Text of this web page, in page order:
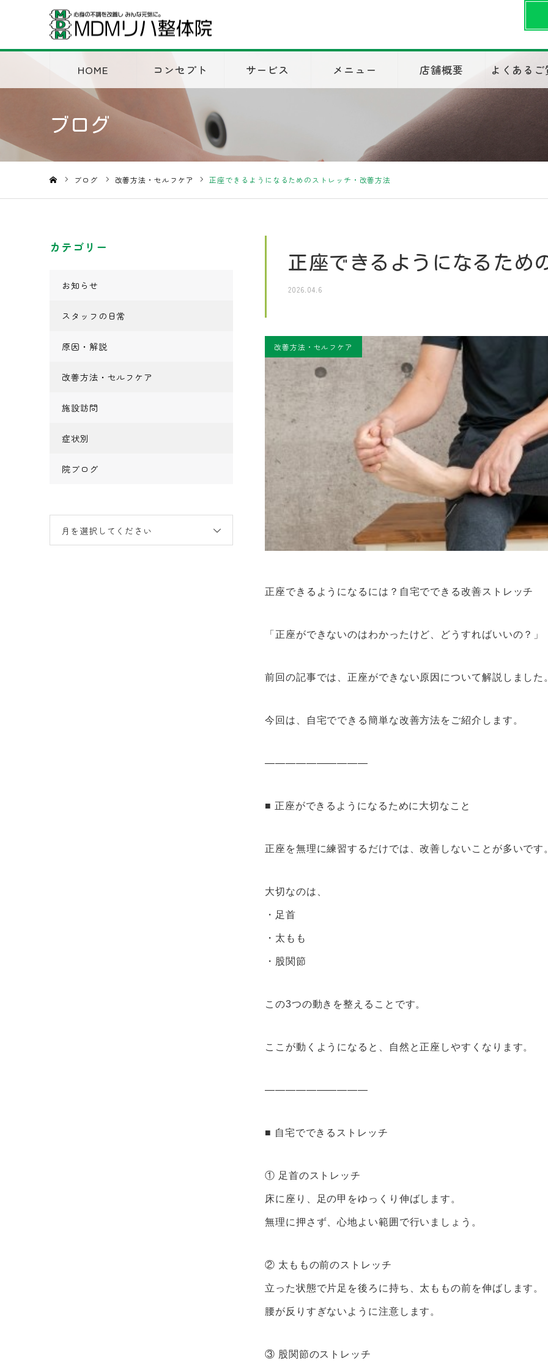
HOME コンセプト サービス メニュー 店舗概要 よくある
ブログ
ブログ 改善方法・セルフケア 正座できるようになるためのストレッチ・改善方法
正座できるようになるため
2026.04.6
改善方法・セルフケア
正座できるようになるには？自宅でできる改善ストレッチ
「正座ができないのはわかったけど、どうすればいいの？」
前回の記事では、正座ができない原因について解説しました
今回は、自宅でできる簡単な改善方法をご紹介します。
――――――――――
■ 正座ができるようになるために大切なこと
正座を無理に練習するだけでは、改善しないことが多いです
大切なのは、
・足首
・太もも
・股関節
この3つの動きを整えることです。
ここが動くようになると、自然と正座しやすくなります。
――――――――――
■ 自宅でできるストレッチ
① 足首のストレッチ
床に座り、足の甲をゆっくり伸ばします。
無理に押さず、心地よい範囲で行いましょう。
② 太ももの前のストレッチ
立った状態で片足を後ろに持ち、太ももの前を伸ばします。
腰が反りすぎないように注意します。
③ 股関節のストレッチ
カテゴリー
お知らせ
スタッフの日常
原因・解説
改善方法・セルフケア
施設訪問
症状別
院ブログ
月を選択してください